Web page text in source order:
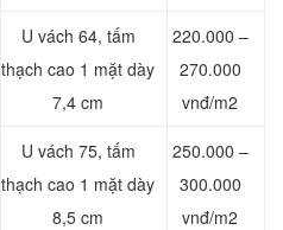
U vách 64, tấm
thạch cao 1 mặt dày
7,4 cm
220.000 –
270.000
vnđ/m2
U vách 75, tấm
thạch cao 1 mặt dày
8,5 cm
250.000 –
300.000
vnđ/m2